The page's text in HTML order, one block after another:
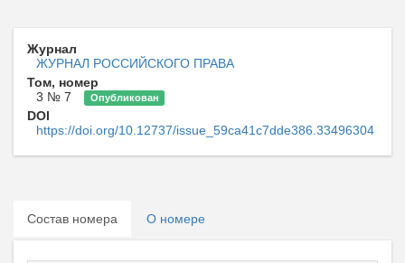
Журнал
ЖУРНАЛ РОССИЙСКОГО ПРАВА
Том, номер
3 № 7
Опубликован
DOI
https://doi.org/10.12737/issue_59ca41c7dde386.33496304
Состав номера О номере